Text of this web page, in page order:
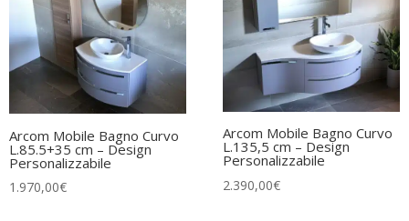
Arcom Mobile Bagno Curvo
L.85.5+35 cm – Design
Personalizzabile
1.970,00€
Arcom Mobile Bagno Curvo
L.135,5 cm – Design
Personalizzabile
2.390,00€